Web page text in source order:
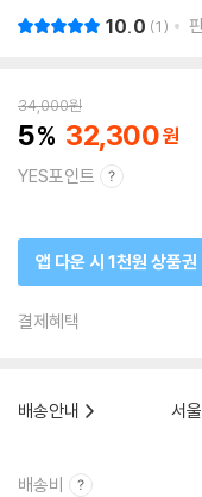
10.0 1
34,000원
5 32,300
YES포인트
앱 다운 시 1천원 상품권
결제혜택
배송안내
서
배송비